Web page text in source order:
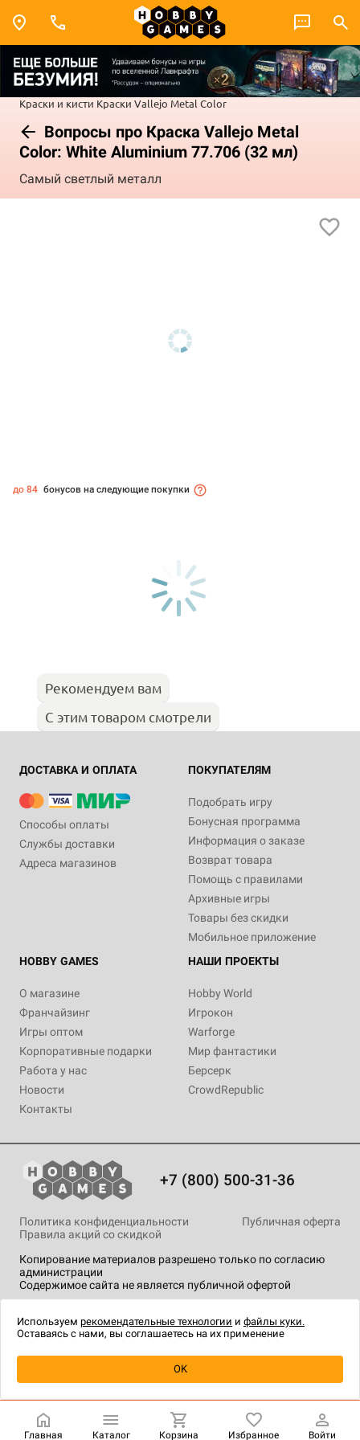
Краски и кисти Краски Vallejo Metal Color
Вопросы про Краска Vallejo Metal
Color: White Aluminium 77.706 (32 мл)
Самый светлый металл
Уведомить о наличии
до 84 бонусов на следующие покупки
Рекомендуем вам
С этим товаром смотрели
ДОСТАВКА И ОПЛАТА
Способы оплаты
Службы доставки
Адреса магазинов
ПОКУПАТЕЛЯМ
Подобрать игру
Бонусная программа
Информация о заказе
Возврат товара
Помощь с правилами
Архивные игры
Товары без скидки
Мобильное приложение
HOBBY GAMES
О магазине
Франчайзинг
Игры оптом
Корпоративные подарки
Работа у нас
Новости
Контакты
НАШИ ПРОЕКТЫ
Hobby World
Игрокон
Warforge
Мир фантастики
Берсерк
CrowdRepublic
+7 (800) 500-31-36
Копирование материалов разрешено только по согласию
администрации
Содержимое сайта не является публичной офертой
Политика конфиденциальности
Публичная оферта
Правила акций со скидкой
технологии.
Главная Каталог Корзина Избранное Войти
Используем рекомендательные технологии и файлы куки.
Оставаясь с нами, вы соглашаетесь на их применение
OK